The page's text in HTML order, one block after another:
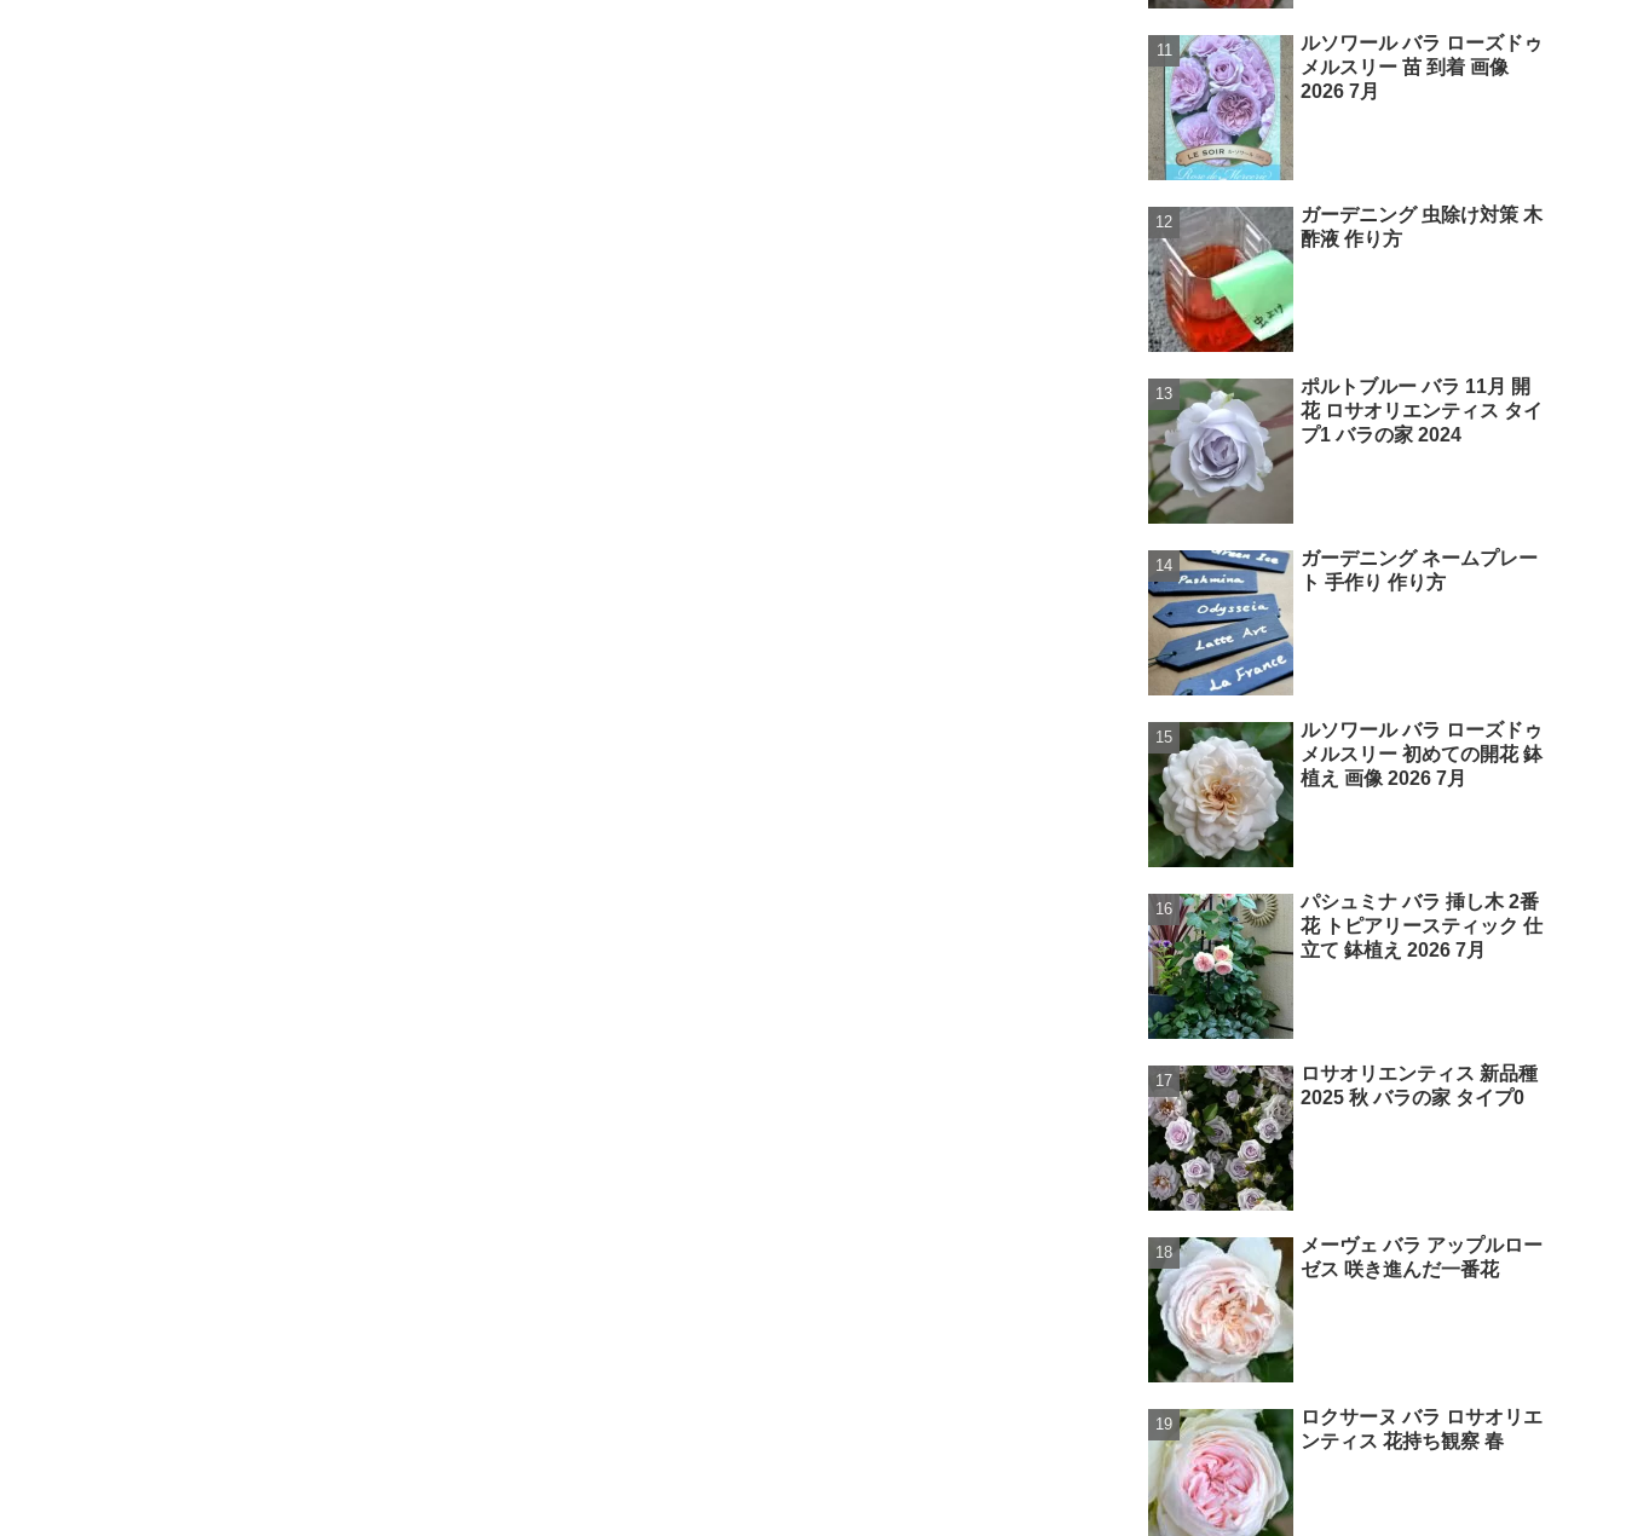
ルソワール バラ ローズドゥ
メルスリー 苗 到着 画像
2026 7月
ガーデニング 虫除け対策 木
酢液 作り方
ポルトブルー バラ 11月 開
花 ロサオリエンティス タイ
プ1 バラの家 2024
ガーデニング ネームプレー
ト 手作り 作り方
ルソワール バラ ローズドゥ
メルスリー 初めての開花 鉢
植え 画像 2026 7月
パシュミナ バラ 挿し木 2番
花 トピアリースティック 仕
立て 鉢植え 2026 7月
ロサオリエンティス 新品種
2025 秋 バラの家 タイプ0
メーヴェ バラ アップルロー
ゼス 咲き進んだ一番花
ロクサーヌ バラ ロサオリエ
ンティス 花持ち観察 春